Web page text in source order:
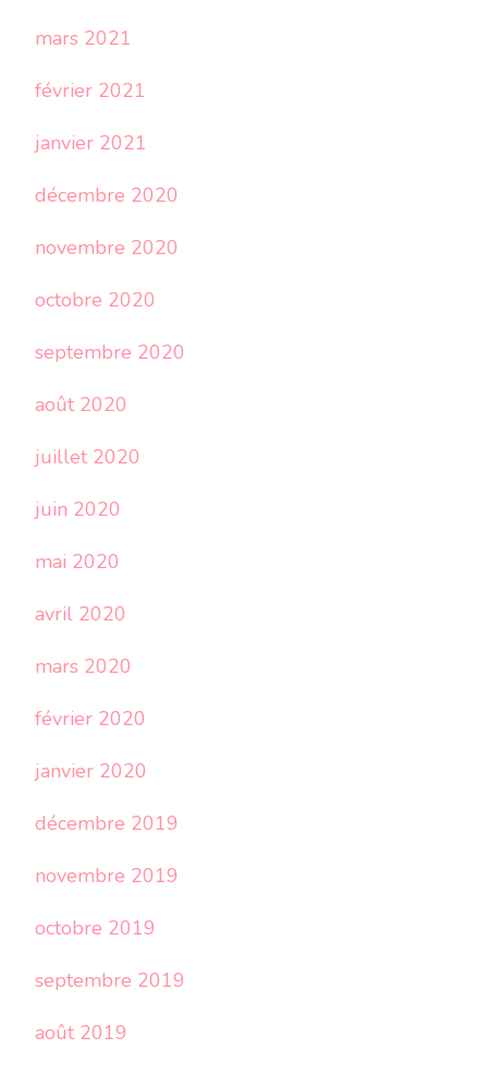
mars 2021
février 2021
janvier 2021
décembre 2020
novembre 2020
octobre 2020
septembre 2020
août 2020
juillet 2020
juin 2020
mai 2020
avril 2020
mars 2020
février 2020
janvier 2020
décembre 2019
novembre 2019
octobre 2019
septembre 2019
août 2019